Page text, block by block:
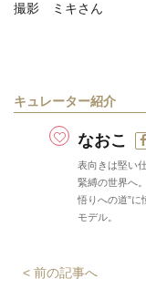
撮影 ミキさん
キュレーター紹介
なおこ
表向きは堅い
緊縛の世界へ
悟りへの道”に
モデル。
< 前の記事へ